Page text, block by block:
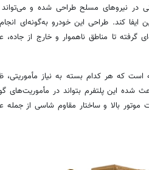
در نیروهای مسلح طراحی شده و
ایفا کند. طراحی این خودرو به‌گونه‌ای
تا مناطق ناهموار و خارج از جاده،
مختلفی از جمله ۶×۶ و ۸×۸ توسعه یافته است که هر کدام بسته به نیاز
شده این پلتفرم بتواند در مأموریت‌های
موتور بالا و ساختار مقاوم شاسی از جمله